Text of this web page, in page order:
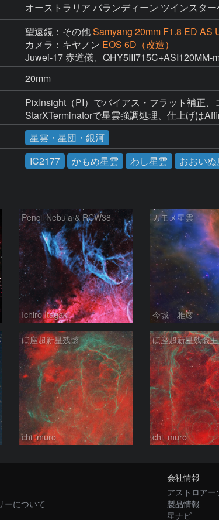
オーストラリア バランディーン ツインスタ
望遠鏡：その他Samyang 20mm F1.8 ED AS
カメラ：キヤノン EOS 6D（改造）
Juwei-17 赤道儀、
20mm
PixInsight（PI）でバイアス・フラット補正
StarXTerminatorで星雲強調処理、仕上げは
星雲・星団・銀河
IC2177 かもめ星雲 わし星雲 おおいぬ
Pencil Nebula & RCW38
Ichiro Itagaki
カモメ星雲
今城 雅彦
ほ座超新星残骸
chi_muro
ほ座超新星残骸
chi_muro
ーについて
会社情報
アストロアー
製品情報
星ナビ